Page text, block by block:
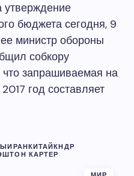
утверждение
бюджета сегодня, 9
министр обороны
собкору
что запрашиваемая на
год составляет
ИРАНКИТАЙКНДР
КАРТЕР